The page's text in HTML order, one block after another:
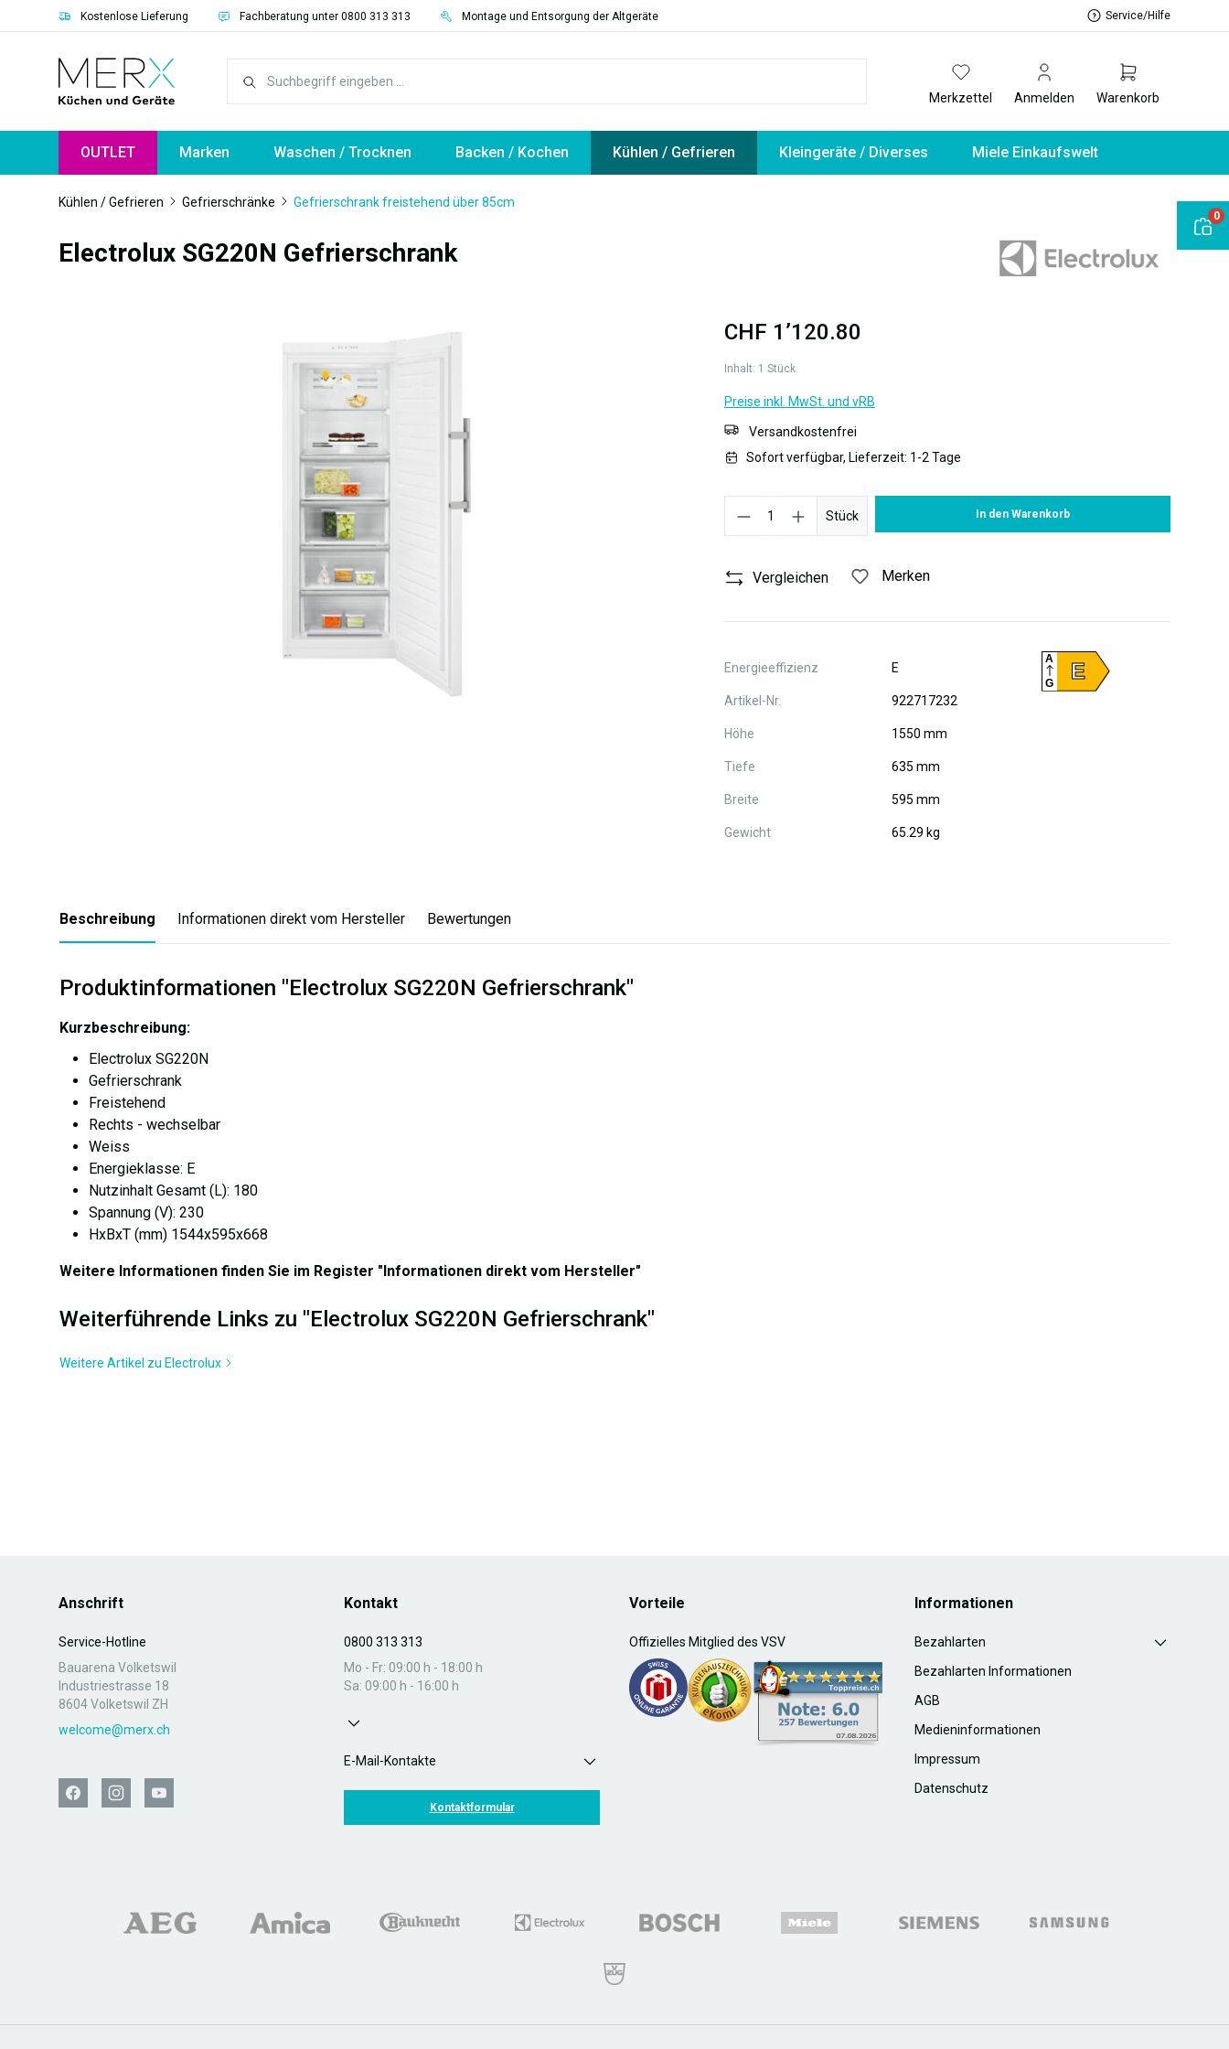
Zur Hauptnavigation springen
Kostenlose Lieferung Fachberatung unter 0800 313 313 Montage und Entsorgung der Altgeräte Service/Hilfe
Merkzettel Anmelden Warenkorb
OUTLET Marken Waschen / Trocknen Backen / Kochen Kühlen / Gefrieren Kleingeräte / Diverses Miele Einkaufswelt
Kühlen / Gefrieren Gefrierschränke Gefrierschrank freistehend über 85cm
Electrolux SG220N Gefrierschrank
CHF 1’120.80
Inhalt: 1 Stück
Preise inkl. MwSt. und vRB
Versandkostenfrei
Sofort verfügbar, Lieferzeit: 1-2 Tage
Stück
In den Warenkorb
Vergleichen Merken
Energieeffizienz E
Artikel-Nr. 922717232
Höhe 1550 mm
Tiefe 635 mm
Breite 595 mm
Gewicht 65.29 kg
E
A
G
Beschreibung Informationen direkt vom Hersteller Bewertungen
Produktinformationen "Electrolux SG220N Gefrierschrank"
Kurzbeschreibung:
Electrolux SG220N
Gefrierschrank
Freistehend
Rechts - wechselbar
Weiss
Energieklasse: E
Nutzinhalt Gesamt (L): 180
Spannung (V): 230
HxBxT (mm) 1544x595x668
Weitere Informationen finden Sie im Register "Informationen direkt vom Hersteller"
Weiterführende Links zu "Electrolux SG220N Gefrierschrank"
Weitere Artikel zu Electrolux
Anschrift
Service-Hotline
Bauarena Volketswil
Industriestrasse 18
8604 Volketswil ZH
welcome@merx.ch
Kontakt
0800 313 313
Mo - Fr: 09:00 h - 18:00 h
Sa: 09:00 h - 16:00 h
E-Mail-Kontakte
Kontaktformular
Vorteile
Offizielles Mitglied des VSV
Informationen
Bezahlarten
Bezahlarten Informationen
AGB
Medieninformationen
Impressum
Datenschutz
0